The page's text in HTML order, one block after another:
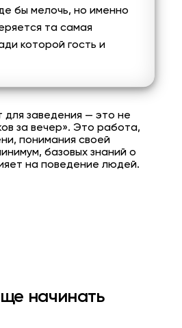
бы мелочь, но именно
та самая
которой гость и
заведения — это не
за вечер». Это работа,
понимания своей
базовых знаний о
на поведение людей.
начинать